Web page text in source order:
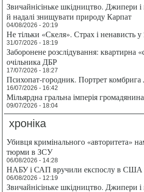
Звичайнісіньке шкідництво. Джипери
й надалі знищувати природу Карпат
04/08/2026 - 20:19
Не тільки «Скеля». Страх і
31/07/2026 - 18:19
Заборонене розслідування: квартирна
очільника ДБР
17/07/2026 - 18:27
Психопат-городник. Портрет комбрига
16/07/2026 - 16:42
Мільярдна гральна імперія
09/07/2026 - 18:04
хроніка
Убивця кримінального «авторитета»
тюрми в ЗСУ
06/08/2026 - 14:28
НАБУ і САП вручили експослу в США
06/08/2026 - 12:19
Звичайнісіньке шкідництво. Джипери